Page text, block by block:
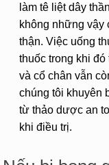
làm tê liệt dây
không những vậy
thận. Việc uống
thuốc trong khi
và cổ chân vẫn
chúng tôi khuyên
từ thảo dược an
khi điều trị.